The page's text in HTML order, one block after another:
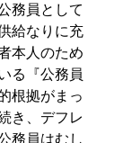
務員として
給なりに充
本人のため
る『公務員
根拠がまっ
き、デフレ
務員はむし